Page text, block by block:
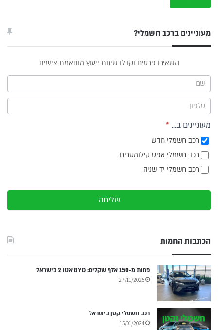
מעוניינים ברכב חשמלי?
תפריט
צד
השאירו פרטים וקבלו שיחת ייעוץ מותאמת אישית
מעוניינים ב... *
רכב חשמלי חדש
רכב חשמלי אפס קילומטרים
רכב חשמלי יד שניה
שליחה
הכתבות החמות
פחות מ-150 אלף שקלים: BYD אטו 2 בישראל
27/11/2025
רכב חשמלי קטן בישראל
15/01/2024